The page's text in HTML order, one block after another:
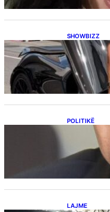
SHOWBIZZ
Ish-
Kuqi ua
dëshmi
POLITIKË
Kërçeli i
aleancën
LAJME